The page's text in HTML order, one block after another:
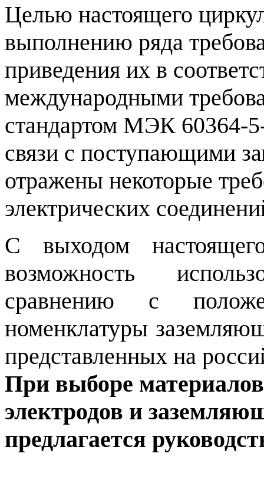
Целью настоящего
выполнению ряда
приведения их в
международными
стандартом МЭК 60364-
связи с поступающими
отражены некоторые
электрических
С выходом
возможность
сравнению с
номенклатуры
представленных на
При выборе
электродов и
предлагается